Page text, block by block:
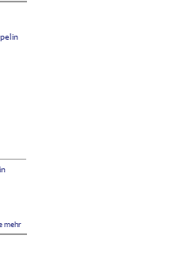
mehr